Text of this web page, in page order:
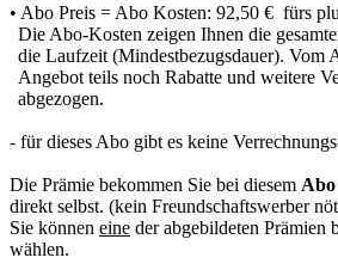
• Abo Preis = Abo Kosten: 92,50 € fürs
Die Abo-Kosten zeigen Ihnen die
die Laufzeit (Mindestbezugsdauer). Vom
Angebot teils noch Rabatte und weitere
abgezogen.
- für dieses Abo gibt es keine
Die Prämie bekommen Sie bei diesem
direkt selbst. (kein Freundschaftswerber
Sie können eine der abgebildeten Prämien
wählen.